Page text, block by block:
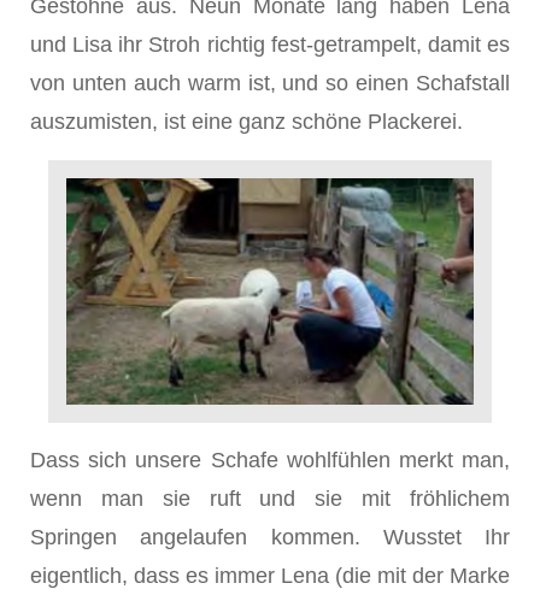
Gestöhne aus. Neun Monate lang haben Lena
und Lisa ihr Stroh richtig fest-getrampelt, damit es
von unten auch warm ist, und so einen Schafstall
auszumisten, ist eine ganz schöne Plackerei.
Dass sich unsere Schafe wohlfühlen merkt man,
wenn man sie ruft und sie mit fröhlichem
Springen angelaufen kommen. Wusstet Ihr
eigentlich, dass es immer Lena (die mit der Marke